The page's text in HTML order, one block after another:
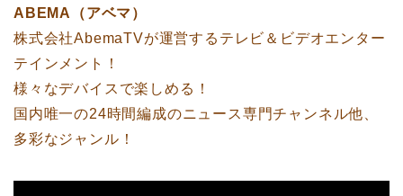
ABEMA（アベマ）
株式会社AbemaTVが運営するテレビ＆ビデオエンター
テインメント！
様々なデバイスで楽しめる！
国内唯一の24時間編成のニュース専門チャンネル他、
多彩なジャンル！